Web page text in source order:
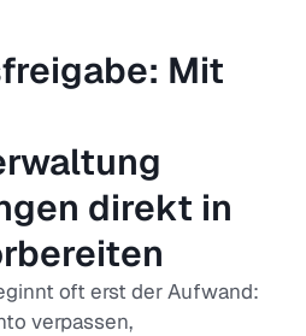
Mit
direkt in
oft erst der Aufwand:
verpassen,